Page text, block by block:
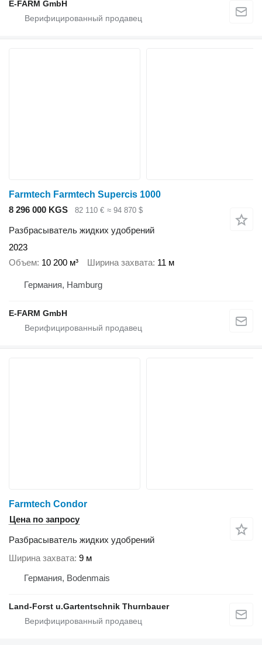
E-FARM GmbH
Farmtech Farmtech Supercis 1000
8 296 000 KGS
82 110 € ≈ 94 870 $
Разбрасыватель жидких удобрений
2023
Объем 10 200 м³ Ширина захвата 11 м
Германия, Hamburg
E-FARM GmbH
Farmtech Condor
Цена по запросу
Разбрасыватель жидких удобрений
Ширина захвата 9 м
Германия, Bodenmais
Land-Forst u.Gartentschnik Thurnbauer